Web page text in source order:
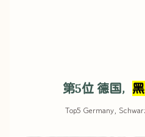
第5位 德国，
Top5 Germany,